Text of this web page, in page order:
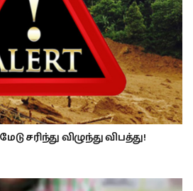
சரிந்து விழுந்து விபத்து!